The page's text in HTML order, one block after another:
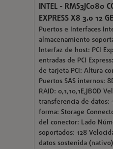
INTEL - RMS3JC080
EXPRESS X8 3.0 12
Puertos e Interfaces
almacenamiento
Interfaz de host: PCI
entradas de PCI
de tarjeta PCI: Altura
Puertos SAS internos:
RAID: 0,1,10,1E,JBOD
transferencia de datos:
forma: Storage
del conector: Lado
soportados: 128
datos sostenida